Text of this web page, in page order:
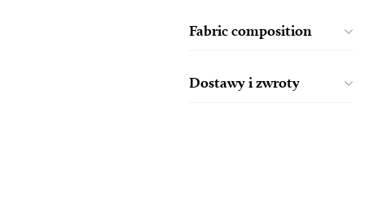
Fabric composition
Dostawy i zwroty